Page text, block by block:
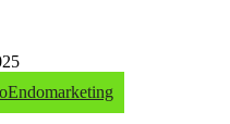
Endomarketing